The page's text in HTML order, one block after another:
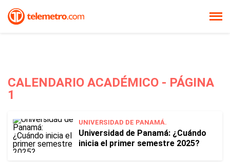
CALENDARIO ACADÉMICO - PÁGINA
1
UNIVERSIDAD DE PANAMÁ.
Universidad de Panamá: ¿Cuándo
inicia el primer semestre 2025?